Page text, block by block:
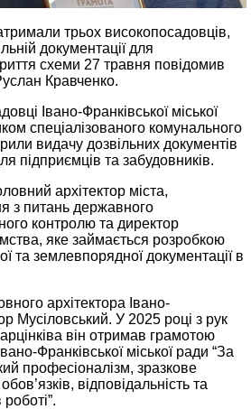
трьох високопосадовців,
документації для
схеми 27 травня повідомив
Кравченко.
Івано-Франківської міської
спеціалізованого комунального
видачу дозвільних документів
підприємців та забудовників.
архітектор міста,
з питань державного
контролю та директор
яке займається розробкою
та землевпорядної документації в
архітектора Івано-
Мусіловський. У 2025 році з рук
він отримав грамотою
Франківської міської ради “За
професіоналізм, зразкове
відповідальність та